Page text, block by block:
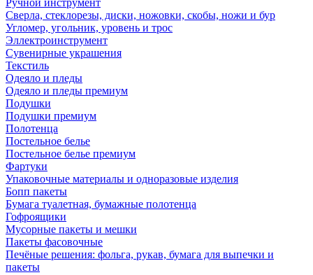
Ручной инструмент
Сверла, стеклорезы, диски, ножовки, скобы, ножи и бур
Угломер, угольник, уровень и трос
Эллектроинструмент
Сувенирные украшения
Текстиль
Одеяло и пледы
Одеяло и пледы премиум
Подушки
Подушки премиум
Полотенца
Постельное белье
Постельное белье премиум
Фартуки
Упаковочные материалы и одноразовые изделия
Бопп пакеты
Бумага туалетная, бумажные полотенца
Гофроящики
Мусорные пакеты и мешки
Пакеты фасовочные
Печёные решения: фольга, рукав, бумага для выпечки и
пакеты